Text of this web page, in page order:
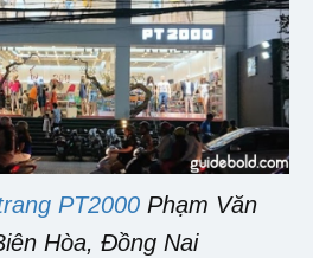
PT2000Phạm Văn
Hòa, Đồng Nai